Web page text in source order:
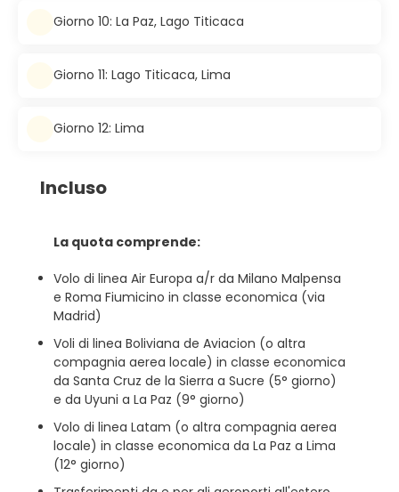
Giorno 10: La Paz, Lago Titicaca
Giorno 11: Lago Titicaca, Lima
Giorno 12: Lima
Incluso
La quota comprende:
Volo di linea Air Europa a/r da Milano Malpensa
e Roma Fiumicino in classe economica (via
Madrid)
Voli di linea Boliviana de Aviacion (o altra
compagnia aerea locale) in classe economica
da Santa Cruz de la Sierra a Sucre (5° giorno)
e da Uyuni a La Paz (9° giorno)
Volo di linea Latam (o altra compagnia aerea
locale) in classe economica da La Paz a Lima
(12° giorno)